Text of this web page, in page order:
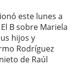
este lunes a
B sobre Mariela
hijos y
Rodríguez
de Raúl